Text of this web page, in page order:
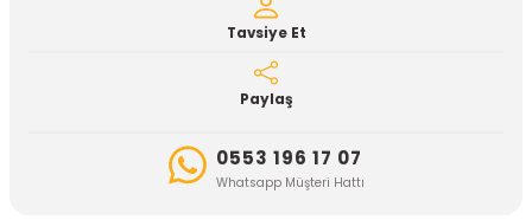
Tavsiye Et
Paylaş
0553 196 17 07
Whatsapp Müşteri Hattı